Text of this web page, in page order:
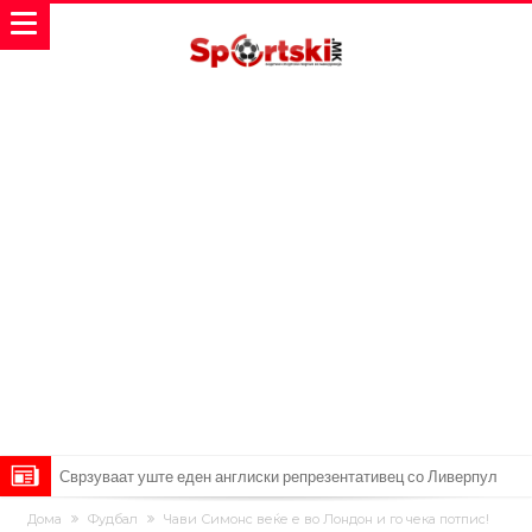
Сврзуваат уште еден англиски репрезентативец со Ливерпул
Замена за Влаховиќ: Напаѓачот на Манчестер доаѓа во Јувентус!
Дома Фудбал Чави Симонс веќе е во Лондон и го чека потпис!